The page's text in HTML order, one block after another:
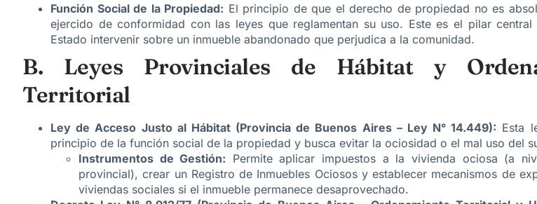
Función Social de la Propiedad: El principio de que el derecho de propiedad no es
ejercido de conformidad con las leyes que reglamentan su uso. Este es el pilar central
Estado intervenir sobre un inmueble abandonado que perjudica a la comunidad.
B. Leyes Provinciales de Hábitat y
Territorial
Ley de Acceso Justo al Hábitat (Provincia de Buenos Aires – Ley N° 14.449): Esta
principio de la función social de la propiedad y busca evitar la ociosidad o el mal uso del
Instrumentos de Gestión: Permite aplicar impuestos a la vivienda ociosa (a
provincial), crear un Registro de Inmuebles Ociosos y establecer mecanismos de
viviendas sociales si el inmueble permanece desaprovechado.